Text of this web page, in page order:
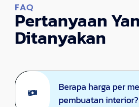
FAQ
Pertanyaan
Ditanyakan
Berapa harga per
pembuatan interior?